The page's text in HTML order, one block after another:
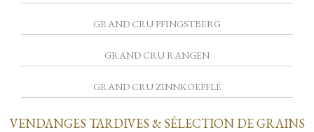
GRAND CRU PFINGSTBERG
GRAND CRU RANGEN
GRAND CRU ZINNKOEPFLÉ
VENDANGES TARDIVES & SÉLECTION DE GRAINS